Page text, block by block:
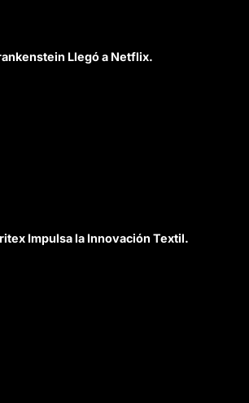
Llegó a Netflix.
Impulsa la Innovación Textil.